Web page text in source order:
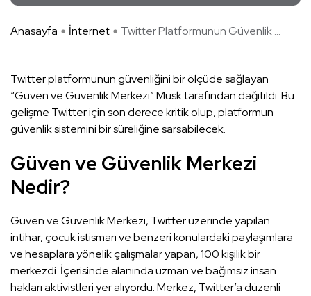
Anasayfa İnternet Twitter Platformunun Güvenlik ...
Twitter platformunun güvenliğini bir ölçüde sağlayan
“Güven ve Güvenlik Merkezi” Musk tarafından dağıtıldı. Bu
gelişme Twitter için son derece kritik olup, platformun
güvenlik sistemini bir süreliğine sarsabilecek.
Güven ve Güvenlik Merkezi
Nedir?
Güven ve Güvenlik Merkezi, Twitter üzerinde yapılan
intihar, çocuk istismarı ve benzeri konulardaki paylaşımlara
ve hesaplara yönelik çalışmalar yapan, 100 kişilik bir
merkezdi. İçerisinde alanında uzman ve bağımsız insan
hakları aktivistleri yer alıyordu. Merkez, Twitter’a düzenli